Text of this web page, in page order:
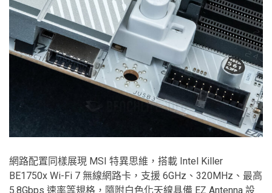
網路配置同樣展現 MSI 特異思維，搭載 Intel Killer
BE1750x Wi-Fi 7 無線網路卡，支援 6GHz、320MHz、最高
5.8Gbps 速率等規格，隨附白色化天線具備 EZ Antenna 設